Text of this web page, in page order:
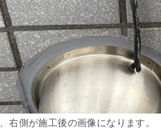
右側が施工後の画像になります。